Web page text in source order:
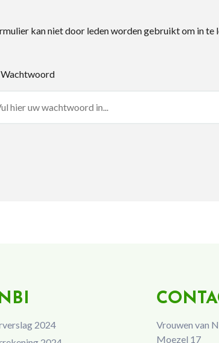
kan niet door leden worden gebruikt om in te
Wachtwoord
2024
Vrouwen van
Moezel 17